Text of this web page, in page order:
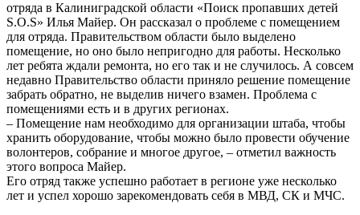
отряда в Калиниградской области «Поиск пропавших детей
S.O.S» Илья Майер. Он рассказал о проблеме с помещением
для отряда. Правительством области было выделено
помещение, но оно было непригодно для работы. Несколько
лет ребята ждали ремонта, но его так и не случилось. А совсем
недавно Правительство области приняло решение помещение
забрать обратно, не выделив ничего взамен. Проблема с
помещениями есть и в других регионах.
– Помещение нам необходимо для организации штаба, чтобы
хранить оборудование, чтобы можно было провести обучение
волонтеров, собрание и многое другое, – отметил важность
этого вопроса Майер.
Его отряд также успешно работает в регионе уже несколько
лет и успел хорошо зарекомендовать себя в МВД, СК и МЧС.